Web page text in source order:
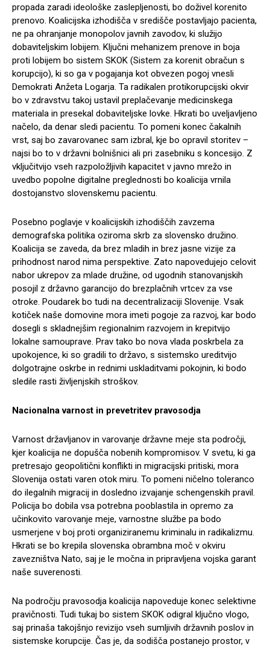
propada zaradi ideološke zaslepljenosti, bo doživel korenito
prenovo. Koalicijska izhodišča v središče postavljajo pacienta,
ne pa ohranjanje monopolov javnih zavodov, ki služijo
dobaviteljskim lobijem. Ključni mehanizem prenove in boja
proti lobijem bo sistem SKOK (Sistem za korenit obračun s
korupcijo), ki so ga v pogajanja kot obvezen pogoj vnesli
Demokrati Anžeta Logarja. Ta radikalen protikorupcijski okvir
bo v zdravstvu takoj ustavil preplačevanje medicinskega
materiala in presekal dobaviteljske lovke. Hkrati bo uveljavljeno
načelo, da denar sledi pacientu. To pomeni konec čakalnih
vrst, saj bo zavarovanec sam izbral, kje bo opravil storitev –
najsi bo to v državni bolnišnici ali pri zasebniku s koncesijo. Z
vključitvijo vseh razpoložljivih kapacitet v javno mrežo in
uvedbo popolne digitalne preglednosti bo koalicija vrnila
dostojanstvo slovenskemu pacientu.
Posebno poglavje v koalicijskih izhodiščih zavzema
demografska politika oziroma skrb za slovensko družino.
Koalicija se zaveda, da brez mladih in brez jasne vizije za
prihodnost narod nima perspektive. Zato napovedujejo celovit
nabor ukrepov za mlade družine, od ugodnih stanovanjskih
posojil z državno garancijo do brezplačnih vrtcev za vse
otroke. Poudarek bo tudi na decentralizaciji Slovenije. Vsak
kotiček naše domovine mora imeti pogoje za razvoj, kar bodo
dosegli s skladnejšim regionalnim razvojem in krepitvijo
lokalne samouprave. Prav tako bo nova vlada poskrbela za
upokojence, ki so gradili to državo, s sistemsko ureditvijo
dolgotrajne oskrbe in rednimi uskladitvami pokojnin, ki bodo
sledile rasti življenjskih stroškov.
Nacionalna varnost in prevetritev pravosodja
Varnost državljanov in varovanje državne meje sta področji,
kjer koalicija ne dopušča nobenih kompromisov. V svetu, ki ga
pretresajo geopolitični konflikti in migracijski pritiski, mora
Slovenija ostati varen otok miru. To pomeni ničelno toleranco
do ilegalnih migracij in dosledno izvajanje schengenskih pravil.
Policija bo dobila vsa potrebna pooblastila in opremo za
učinkovito varovanje meje, varnostne službe pa bodo
usmerjene v boj proti organiziranemu kriminalu in radikalizmu.
Hkrati se bo krepila slovenska obrambna moč v okviru
zavezništva Nato, saj je le močna in pripravljena vojska garant
naše suverenosti.
Na področju pravosodja koalicija napoveduje konec selektivne
pravičnosti. Tudi tukaj bo sistem SKOK odigral ključno vlogo,
saj prinaša takojšnjo revizijo vseh sumljivih državnih poslov in
sistemske korupcije. Čas je, da sodišča postanejo prostor, v